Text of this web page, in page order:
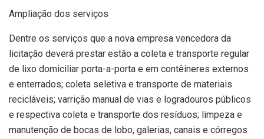
Ampliação dos serviços
Dentre os serviços que a nova empresa vencedora da
licitação deverá prestar estão a coleta e transporte regular
de lixo domiciliar porta-a-porta e em contêineres externos
e enterrados; coleta seletiva e transporte de materiais
recicláveis; varrição manual de vias e logradouros públicos
e respectiva coleta e transporte dos resíduos; limpeza e
manutenção de bocas de lobo, galerias, canais e córregos